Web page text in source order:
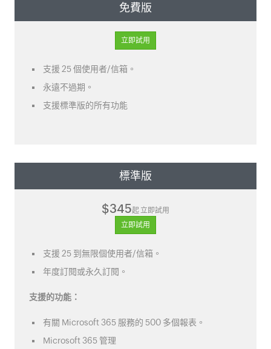
免費版
立即試用
支援 25 個使用者/信箱。
永遠不過期。
支援標準版的所有功能
標準版
$345起 立即試用
立即試用
支援 25 到無限個使用者/信箱。
年度訂閱或永久訂閱。
支援的功能：
有關 Microsoft 365 服務的 500 多個報表。
Microsoft 365 管理